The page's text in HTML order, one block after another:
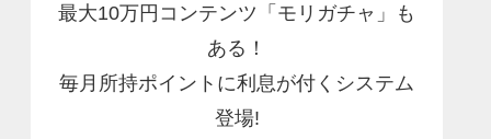
最大10万円コンテンツ「モリガチャ」も
ある！
毎月所持ポイントに利息が付くシステム
登場!